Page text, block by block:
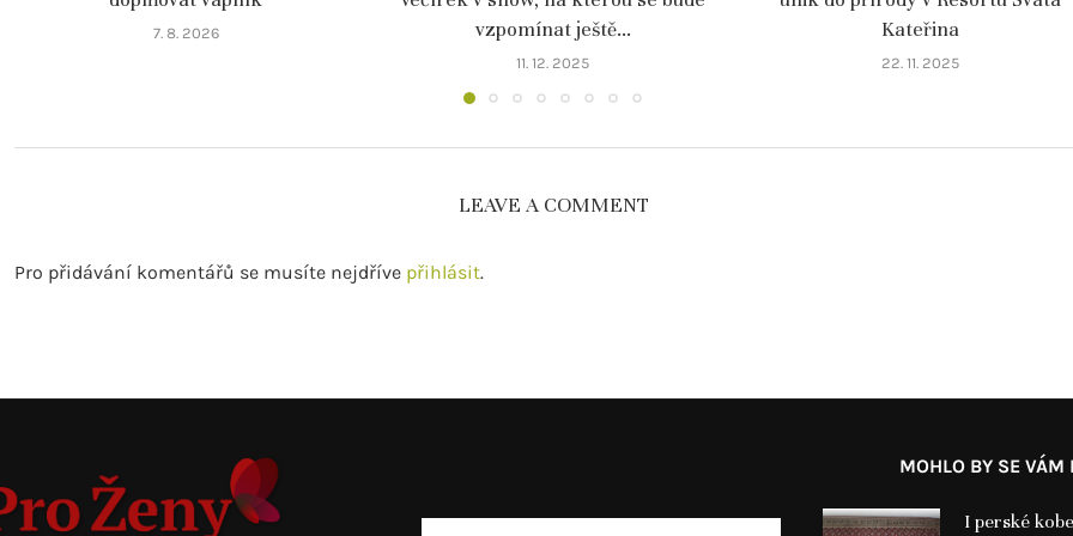
7. 8. 2026
vzpomínat ještě...
11. 12. 2025
Kateřina
22. 11. 2025
LEAVE A COMMENT
Pro přidávání komentářů se musíte nejdříve přihlásit.
MOHLO BY SE VÁM
I perské